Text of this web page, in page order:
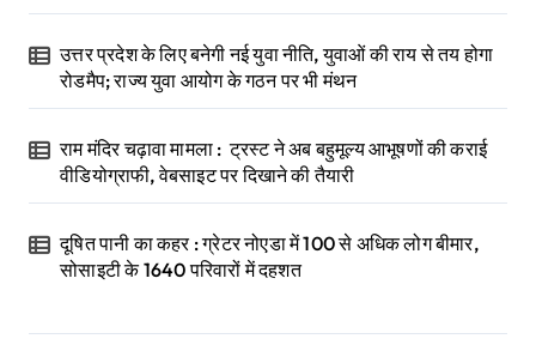
उत्तर प्रदेश के लिए बनेगी नई युवा नीति, युवाओं की राय से तय होगा
रोडमैप; राज्य युवा आयोग के गठन पर भी मंथन
राम मंदिर चढ़ावा मामला : ट्रस्ट ने अब बहुमूल्य आभूषणों की कराई
वीडियोग्राफी, वेबसाइट पर दिखाने की तैयारी
दूषित पानी का कहर : ग्रेटर नोएडा में 100 से अधिक लोग बीमार,
सोसाइटी के 1640 परिवारों में दहशत